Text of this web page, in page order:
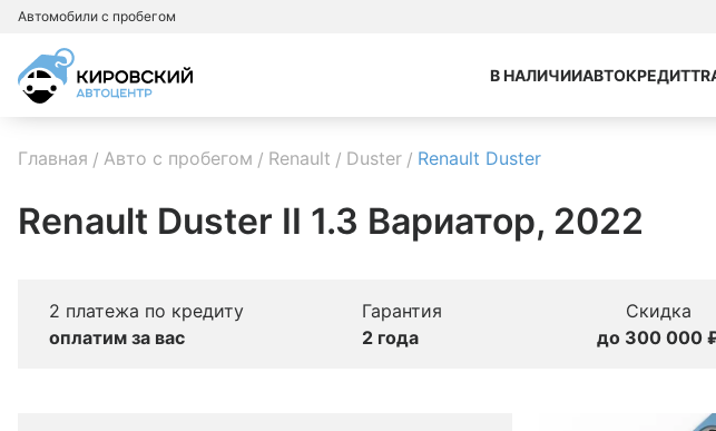
Автомобили с пробегом
В НАЛИЧИИАВТОКРЕДИТ
Главная Авто с пробегом Renault Duster Renault Duster
Renault Duster II 1.3 Вариатор, 2022
2 платежа по кредиту
оплатим за вас
Гарантия
2 года
Скидка
до 300 000